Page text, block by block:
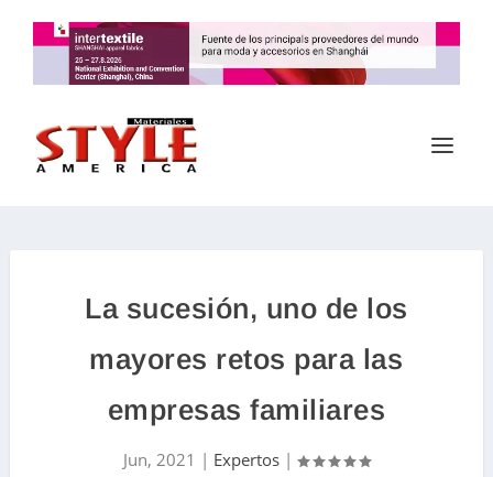
La sucesión, uno de los
mayores retos para las
empresas familiares
Jun, 2021 | Expertos|